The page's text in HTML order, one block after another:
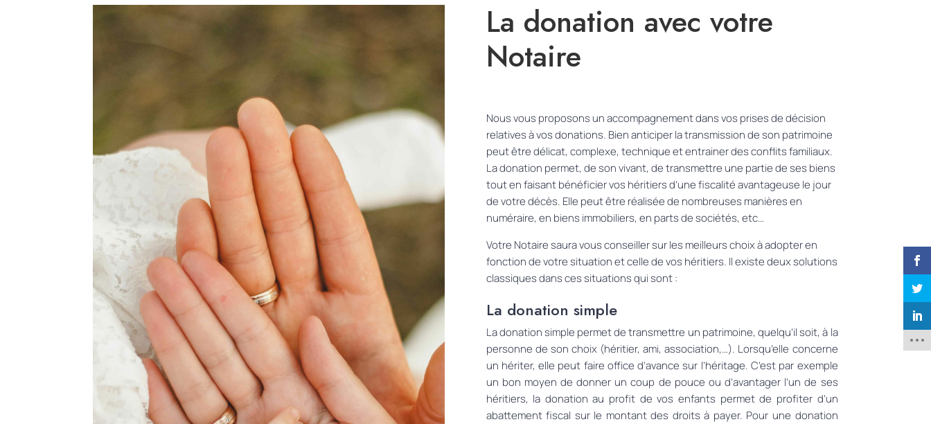
La donation avec votre
Notaire
Nous vous proposons un accompagnement dans vos prisesde décision
relatives à vos donations. Bien anticiper la transmission de son patrimoine
peut être délicat, complexe, technique et entrainer des conflits familiaux.
La donation permet, de son vivant, de transmettre une partie de ses biens
tout en faisant bénéficier vos héritiers d’une fiscalité avantageuse le jour
de votre décès. Elle peut être réalisée de nombreuses manières en
numéraire, en biens immobiliers, en parts de sociétés, etc…
Votre Notaire saura vous conseiller sur les meilleurs choix à adopter en
fonction de votre situation etcelle de vos héritiers. Il existe deux solutions
classiques dans ces situations qui sont :
La donation simple
La donation simple permet de transmettre un patrimoine, quelqu’il soit, à la
personne de son choix (héritier, ami, association,…). Lorsqu’elle concerne
un hériter, elle peut faire office d’avance sur l’héritage. C’est par exemple
un bon moyen de donner un coup de pouce ou d’avantager l’un de ses
héritiers, la donation au profit de vos enfants permet de profiter d’un
abattement fiscal sur le montant des droits à payer. Pour une donation